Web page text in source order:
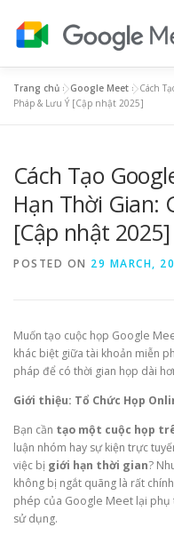
content
BẢNG GIÁ GOOGLE
TIẾNG ANH
Trang chủ »Google Meet »Cách
Pháp & Lưu Ý [Cập nhật 2025]
Cách Tạo
Hạn Thời Gian:
[Cập nhật 2025]
POSTED ON 29 MARCH,
Muốn tạo cuộc họp Google
khác biệt giữa tài khoản miễn
pháp để có thời gian họp dài
Giới thiệu: Tổ Chức Họp
Bạn cần tạo một cuộc họp
luận nhóm hay sự kiện trực
việc bị giới hạn thời gian?
không bị ngắt quãng là rất
phép của Google Meet lại phụ
sử dụng.